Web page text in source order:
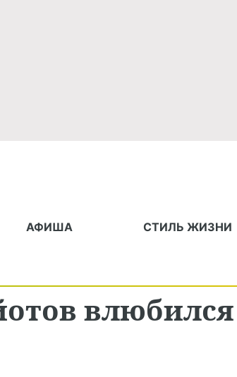
АФИША СТИЛЬ ЖИЗНИ